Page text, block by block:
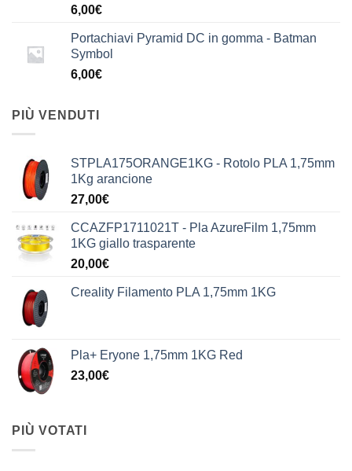
6,00€
Portachiavi Pyramid DC in gomma - Batman
Symbol
6,00€
PIÙ VENDUTI
STPLA175ORANGE1KG - Rotolo PLA 1,75mm
1Kg arancione
27,00€
CCAZFP1711021T - Pla AzureFilm 1,75mm
1KG giallo trasparente
20,00€
Creality Filamento PLA 1,75mm 1KG
Pla+ Eryone 1,75mm 1KG Red
23,00€
PIÙ VOTATI